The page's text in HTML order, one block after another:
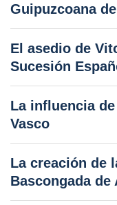
Guipuzcoana
El asedio de
Sucesión
La influencia
Vasco
La creación de
Bascongada